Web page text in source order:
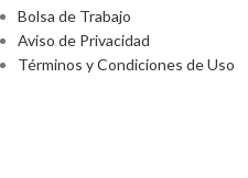
Bolsa de Trabajo
Aviso de Privacidad
Términos y Condiciones de Uso